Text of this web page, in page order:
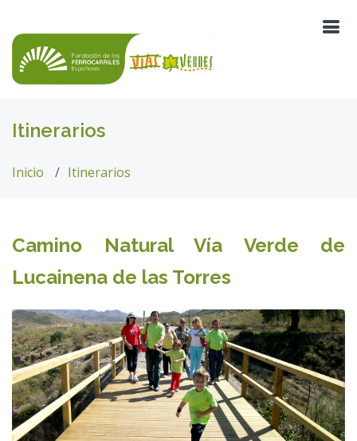
Itinerarios
Inicio Itinerarios
Camino Natural Vía Verde de
Lucainena de las Torres